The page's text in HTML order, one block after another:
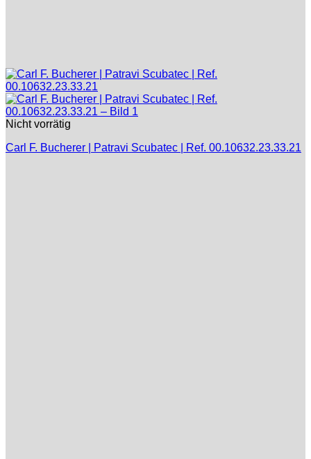
Nicht vorrätig
Carl F. Bucherer | Patravi Scubatec | Ref. 00.10632.23.33.21